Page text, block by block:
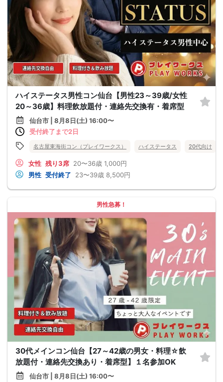
ハイステータス男性コン仙台【男性23～39歳/女性
20～36歳】料理飲放題付・連絡先交換有・着席型
仙台市 | 8月8日(土) 16:00〜
受付終了まで2日
名古屋東海街コン（プレイワークス） ハイステータス 20代向け
女性 残り3席 20〜36歳 1,000円
男性 受付終了 23〜39歳 8,500円
男性急募！
30代メインコン仙台【27～42歳の男女・料理☆飲
放題付・連絡先交換あり・着席型】１名参加OK
仙台市 | 8月8日(土) 16:00〜